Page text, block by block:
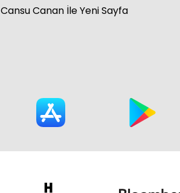
Cansu Canan İle Yeni Sayfa